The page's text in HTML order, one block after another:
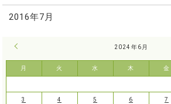
2016年7月
2024年6月
月 火 水 木 金
3 4 5 6 7